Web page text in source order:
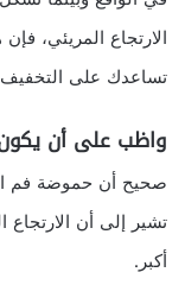
الارتجاع المريئي،
تساعدك على
واظب على أن يكون
صحيح أن حموضة فم
تشير إلى أن
أكبر.